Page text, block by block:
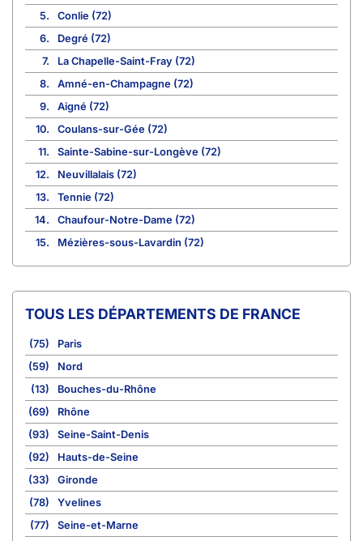
5.
Conlie (72)
6.
Degré (72)
7.
La Chapelle-Saint-Fray (72)
8.
Amné-en-Champagne (72)
9.
Aigné (72)
10.
Coulans-sur-Gée (72)
11.
Sainte-Sabine-sur-Longève (72)
12.
Neuvillalais (72)
13.
Tennie (72)
14.
Chaufour-Notre-Dame (72)
15.
Mézières-sous-Lavardin (72)
TOUS LES DÉPARTEMENTS DE FRANCE
(75)
Paris
(59)
Nord
(13)
Bouches-du-Rhône
(69)
Rhône
(93)
Seine-Saint-Denis
(92)
Hauts-de-Seine
(33)
Gironde
(78)
Yvelines
(77)
Seine-et-Marne